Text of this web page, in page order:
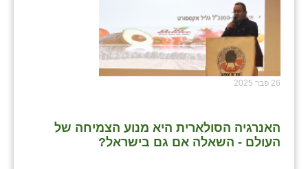
26 פבר 2025
האנרגיה הסולארית היא מנוע הצמיחה של
העולם - השאלה אם גם בישראל?